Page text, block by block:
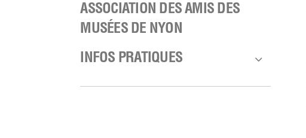
ASSOCIATION DES AMIS DES
MUSÉES DE NYON
INFOS PRATIQUES 3